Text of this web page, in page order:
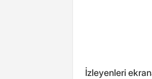
İzleyenleri